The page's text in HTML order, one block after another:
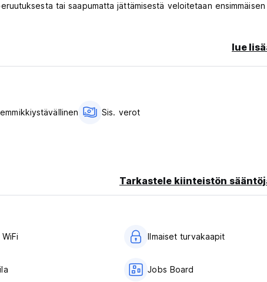
tai saapumatta jättämisestä veloitetaan
lue
Sis. verot
Tarkastele kiinteistön
Ilmaiset turvakaapit
Jobs Board